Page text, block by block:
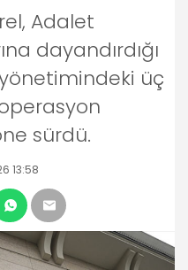
Adalet
dayandırdığı
üç
sürdü.
13:58